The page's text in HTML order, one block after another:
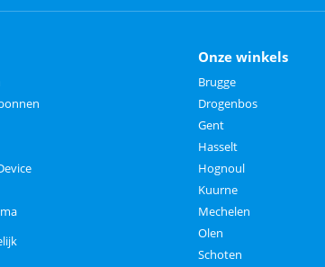
Onze winkels
Brugge
Drogenbos
Gent
Hasselt
Hognoul
Kuurne
Mechelen
Olen
Schoten